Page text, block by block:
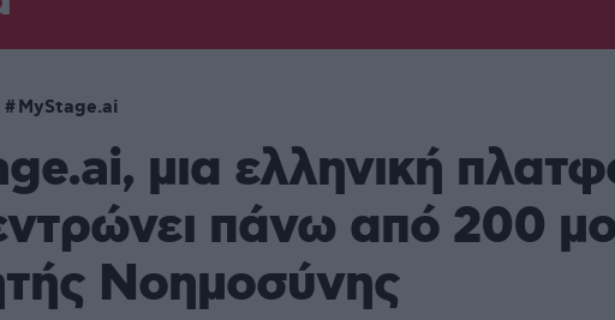
MyStage.ai
μια ελληνική
πάνω από 200
Νοημοσύνης